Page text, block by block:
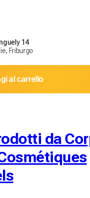
14
Friburgo
al carrello
da